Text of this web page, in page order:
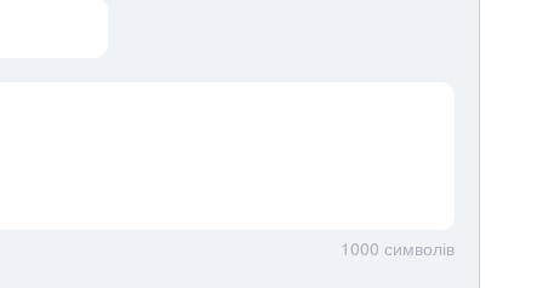
1000 символів